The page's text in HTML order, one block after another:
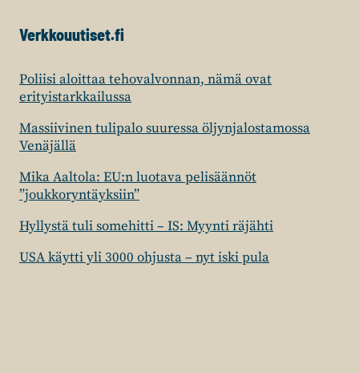
Verkkouutiset.fi
Poliisi aloittaa tehovalvonnan, nämä ovat
erityistarkkailussa
Massiivinen tulipalo suuressa öljynjalostamossa
Venäjällä
Mika Aaltola: EU:n luotava pelisäännöt
”joukkoryntäyksiin”
Hyllystä tuli somehitti – IS: Myynti räjähti
USA käytti yli 3000 ohjusta – nyt iski pula